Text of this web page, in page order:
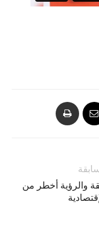
والرؤية أخطر من